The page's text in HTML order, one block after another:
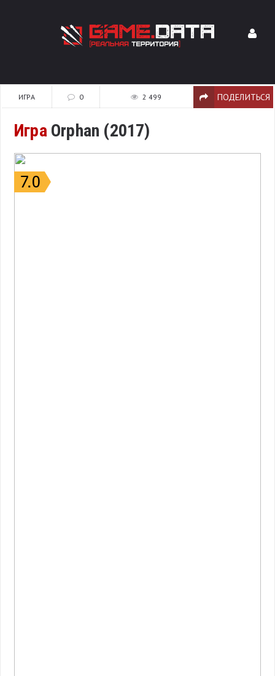
ИГРА 0 2 499 ПОДЕЛИТЬСЯ
ИграOrphan (2017)